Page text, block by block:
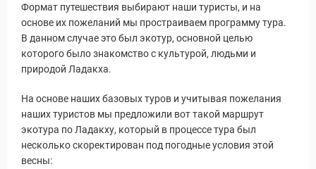
Формат путешествия выбирают наши туристы, и на
основе их пожеланий мы простраиваем программу тура.
В данном случае это был экотур, основной целью
которого было знакомство с культурой, людьми и
природой Ладакха.
На основе наших базовых туров и учитывая пожелания
наших туристов мы предложили вот такой маршрут
экотура по Ладакху, который в процессе тура был
несколько скоректирован под погодные условия этой
весны: